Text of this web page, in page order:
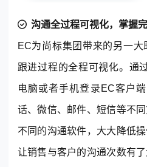
沟通全过程可视化，掌握
EC为尚标集团带来的另一
跟进过程的全程可视化。通
电脑或者手机登录EC客户
话、微信、邮件、短信等不
不同的沟通软件，大大降低
让销售与客户的沟通次数有